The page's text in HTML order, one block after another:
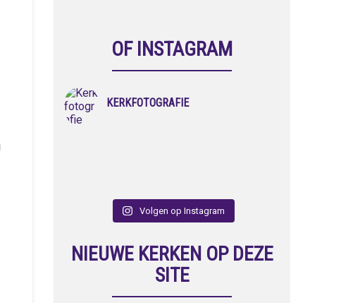
OF INSTAGRAM
KERKFOTOGRAFIE
Volgen op Instagram
NIEUWE KERKEN OP DEZE
SITE